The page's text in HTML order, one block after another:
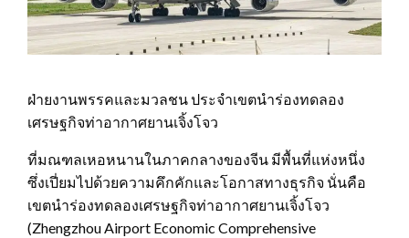
ฝ่ายงานพรรคและมวลชน ประจำเขตนำร่องทดลอง
เศรษฐกิจท่าอากาศยานเจิ้งโจว
ที่มณฑลเหอหนานในภาคกลางของจีน มีพื้นที่แห่งหนึ่ง
ซึ่งเปี่ยมไปด้วยความคึกคักและโอกาสทางธุรกิจ นั่นคือ
เขตนำร่องทดลองเศรษฐกิจท่าอากาศยานเจิ้งโจว
(Zhengzhou Airport Economic Comprehensive